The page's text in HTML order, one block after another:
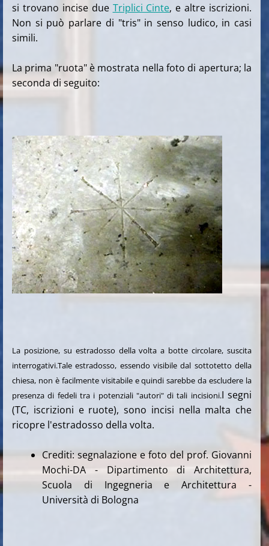
si trovano incise due Triplici Cinte, e altre iscrizioni.
Non si può parlare di "tris" in senso ludico, in casi
simili.
La prima "ruota" è mostrata nella foto di apertura; la
seconda di seguito:
La posizione, su estradosso della volta a botte circolare, suscita
interrogativi.Tale estradosso, essendo visibile dal sottotetto della
chiesa, non è facilmente visitabile e quindi sarebbe da escludere la
presenza di fedeli tra i potenziali "autori" di tali incisioni.I segni
(TC, iscrizioni e ruote), sono incisi nella malta che
ricopre l'estradosso della volta.
Crediti: segnalazione e foto del prof. Giovanni
Mochi-DA - Dipartimento di Architettura,
Scuola di Ingegneria e Architettura -
Università di Bologna